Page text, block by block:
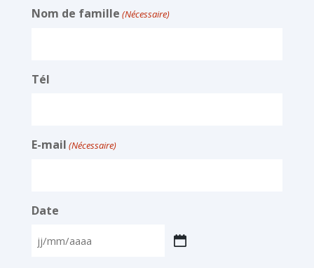
Nom de famille (Nécessaire)
Tél
E-mail (Nécessaire)
Date